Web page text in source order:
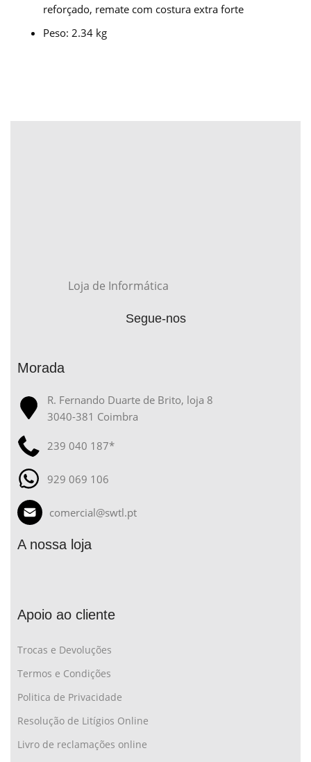
reforçado, remate com costura extra forte
Peso: 2.34 kg
Loja de Informática
Segue-nos
Morada
R. Fernando Duarte de Brito, loja 8
3040-381 Coimbra
239 040 187*
929 069 106
comercial@swtl.pt
A nossa loja
Apoio ao cliente
Trocas e Devoluções
Termos e Condições
Politica de Privacidade
Resolução de Litígios Online
Livro de reclamações online